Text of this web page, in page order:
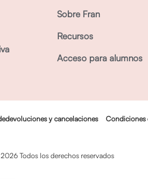
Sobre Fran
Recursos
Acceso para alumnos
y cancelaciones Condiciones
Todos los derechos reservados